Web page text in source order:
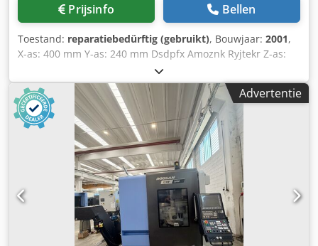
Prijsinfo Bellen
Toestand: reparatiebedürftig (gebruikt), Bouwjaar: 2001,
X-as: 400 mm Y-as: 240 mm Dsdpfx Amoznk Ryjtekr Z-as:
350 mm Spindeltoerental: 42.000 toeren/minuut
Gereedschapshouder: HSK-E40 UPC-palletsysteem: 320 x
320 mm Besturing: HEIDENHAIN TNC 430 M De machine is
niet operationeel; de spindel moet worden vervangen.
Advertentie